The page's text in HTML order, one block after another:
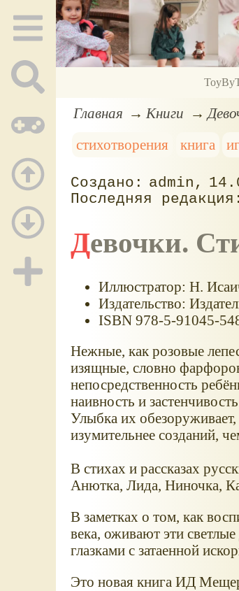
Главная Книги
стихотворения
книга
admin
Девочки.
Иллюстратор: Н.
Издательство:
ISBN 978-5-91045-
Нежные, как розовые
изящные, словно
непосредственность
наивность и
Улыбка их
изумительнее созданий,
В стихах и рассказах
Анютка, Лида, Ниночка,
В заметках о том, как
века, оживают эти
глазками с затаенной
Это новая книга ИД